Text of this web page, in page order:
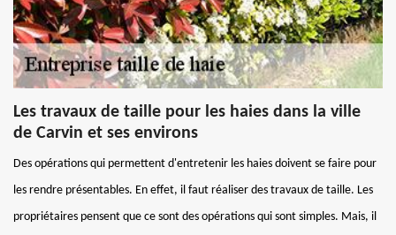
Les travaux de taille pour les haies dans la ville
de Carvin et ses environs
Des opérations qui permettent d'entretenir les haies doivent se faire pour
les rendre présentables. En effet, il faut réaliser des travaux de taille. Les
propriétaires pensent que ce sont des opérations qui sont simples. Mais, il